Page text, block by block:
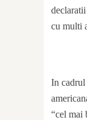
cu multi
In cadrul
“cel mai